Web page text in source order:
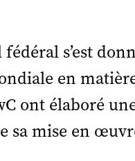
s’est
en
ont élaboré
sa mise en